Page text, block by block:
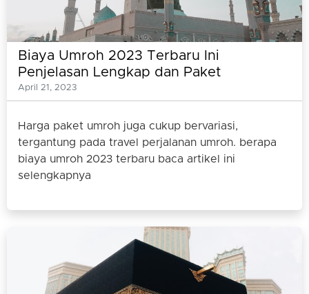
Biaya Umroh 2023 Terbaru Ini
Penjelasan Lengkap dan Paket
Umrohnya
April 21, 2023
Harga paket umroh juga cukup bervariasi,
tergantung pada travel perjalanan umroh. berapa
biaya umroh 2023 terbaru baca artikel ini
selengkapnya